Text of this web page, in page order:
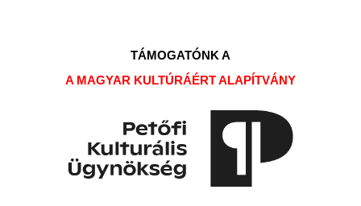
TÁMOGATÓNK A
A MAGYAR KULTÚRÁÉRT ALAPÍTVÁNY